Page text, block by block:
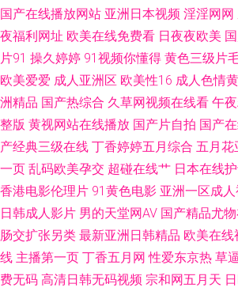
欧美肏屄 国产TS一区 日韩ww 超碰久热 欧洲自拍
美极限扩肛 东京热AⅤ在线 三级网站网址视频 91深
UL AV三级片网站 欧美被艹 99国产9 三级片无码大
骚女日B 国产h精品视频 香蕉视频在线观看 狠狠插
摸人人摸 东京热色色视频 午夜人成 福利嫂导航 91
蕉视频在线污 91人妻成人专区 免费视频无码专区
www91自拍 黄色毛片A片
国产在线播放网站 亚洲日本视频 淫淫网网
夜福利网址 欧美在线免费看 日夜夜欧美
片91 操久婷婷 91视频你懂得 黄色三级片
欧美爱爱 成人亚洲区 欧美性16 成人色情
洲精品 国产热综合 久草网视频在线看 午
整版 黄视网站在线播放 国产片自拍 国产
产经典三级在线 丁香婷婷五月综合 五月花
一页 乱码欧美孕交 超碰在线艹 日本在线
香港电影伦理片 91黄色电影 亚洲一区成
日韩成人影片 男的天堂网AV 国产精品尤
肠交扩张另类 最新亚洲日韩精品 欧美在线
线 主播第一页 丁香五月网 性爱东京热 草
费无码 高清日韩无码视频 宗和网五月天